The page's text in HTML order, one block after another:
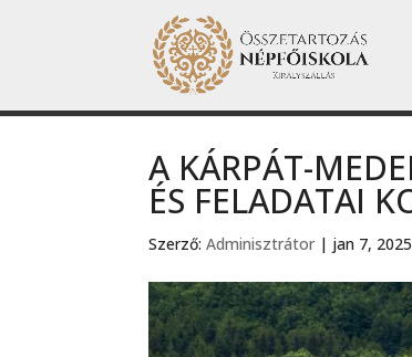
A KÁRPÁT-
ÉS FELADATAI
Szerző:Adminisztrátor | jan 7, 2025